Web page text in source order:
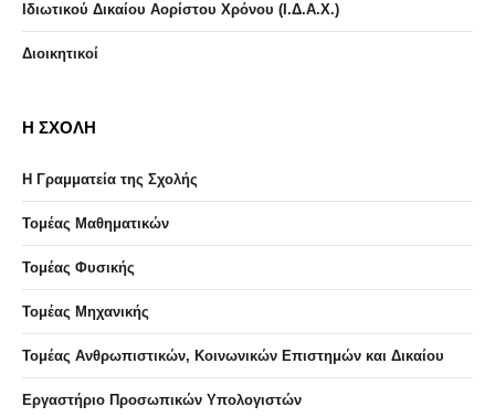
Ιδιωτικού Δικαίου Αορίστου Χρόνου (Ι.Δ.Α.Χ.)
Διοικητικοί
Η ΣΧΟΛΗ
Η Γραμματεία της Σχολής
Τομέας Μαθηματικών
Τομέας Φυσικής
Τομέας Μηχανικής
Τομέας Ανθρωπιστικών, Κοινωνικών Επιστημών και Δικαίου
Eργαστήριo Προσωπικών Υπολογιστών